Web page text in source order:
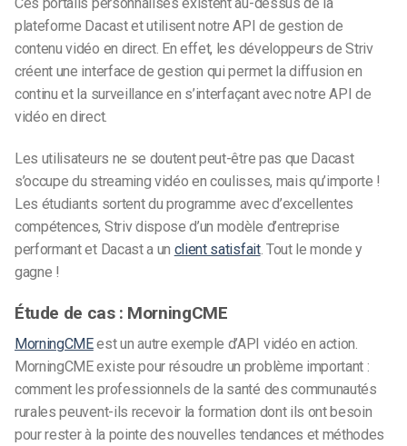
plateforme Dacast et utilisent notre API de gestion de
contenu vidéo en direct. En effet, les développeurs de Striv
créent une interface de gestion qui permet la diffusion en
continu et la surveillance en s’interfaçant avec notre API de
vidéo en direct.
Les utilisateurs ne se doutent peut-être pas que Dacast
s’occupe du streaming vidéo en coulisses, mais qu’importe !
Les étudiants sortent du programme avec d’excellentes
compétences, Striv dispose d’un modèle d’entreprise
performant et Dacast a un client satisfait. Tout le monde y
gagne !
Étude de cas : MorningCME
MorningCMEest un autre exemple d’API vidéo en action.
MorningCME existe pour résoudre un problème important :
comment les professionnels de la santé des communautés
rurales peuvent-ils recevoir la formation dont ils ont besoin
pour rester à la pointe des nouvelles tendances et méthodes